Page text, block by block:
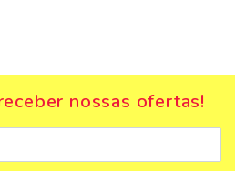
nossas ofertas!